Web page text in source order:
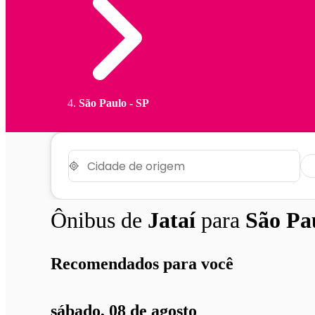
São Paulo - SP
Ônibus de Jataípara São
Recomendados para você
sábado, 08 de agosto